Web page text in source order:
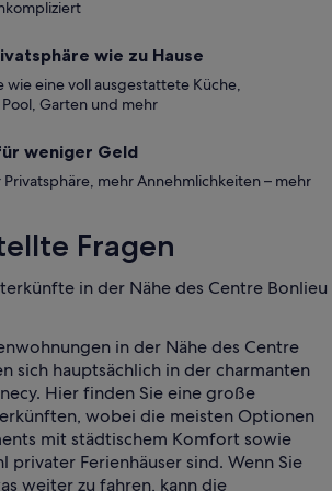
wie zu Hause
wie eine voll ausgestattete Küche,
Garten und mehr
weniger Geld
Privatsphäre, mehr Annehmlichkeiten – mehr
Fragen
in der Nähe des Centre Bonlieu
in der Nähe des Centre
sich hauptsächlich in der charmanten
Hier finden Sie eine große
wobei die meisten Optionen
mit städtischem Komfort sowie
privater Ferienhäuser sind. Wenn Sie
weiter zu fahren, kann die